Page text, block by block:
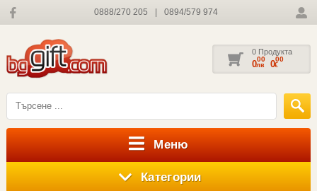
0888/270 205 0894/579 974
0 Продукта
000
лв 000
€
Меню
Категории